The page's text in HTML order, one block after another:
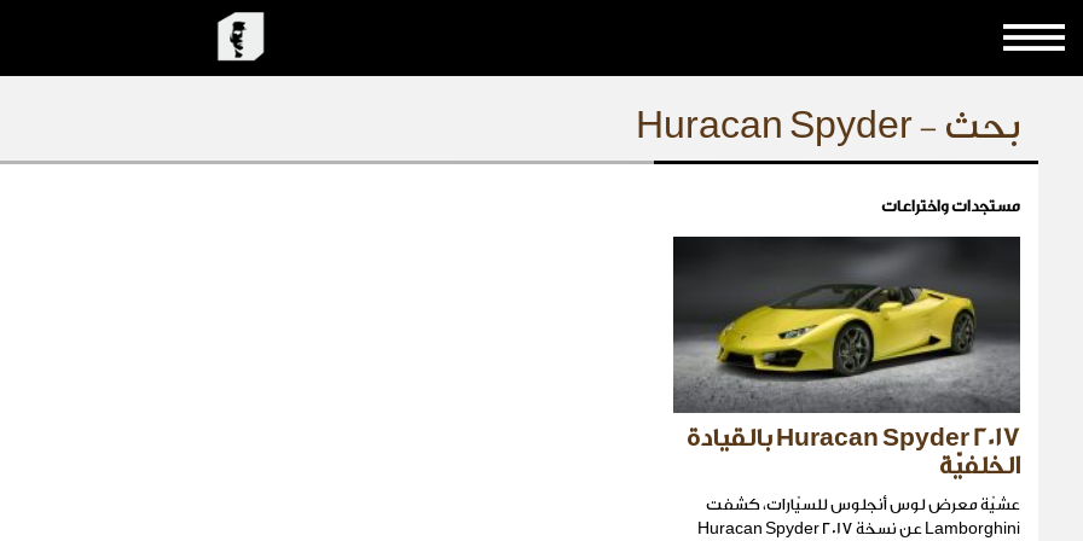
بحث - Huracan Spyder
مستجدات واختراعات
Huracan Spyder 2017 بالقيادة
الخلفيّة
عشيّة معرض لوس أنجلوس للسيّارات، كشفت
Lamborghini عن نسخة Huracan Spyder 2017